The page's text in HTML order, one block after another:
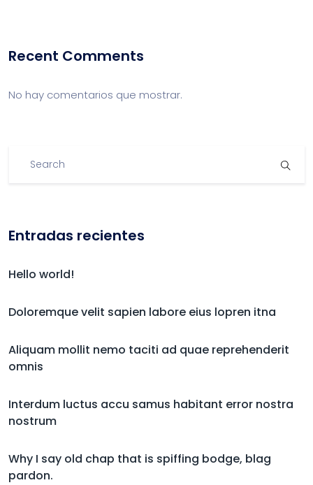
Recent Comments
No hay comentarios que mostrar.
Entradas recientes
Hello world!
Doloremque velit sapien labore eius lopren itna
Aliquam mollit nemo taciti ad quae reprehenderit
omnis
Interdum luctus accu samus habitant error nostra
nostrum
Why I say old chap that is spiffing bodge, blag
pardon.